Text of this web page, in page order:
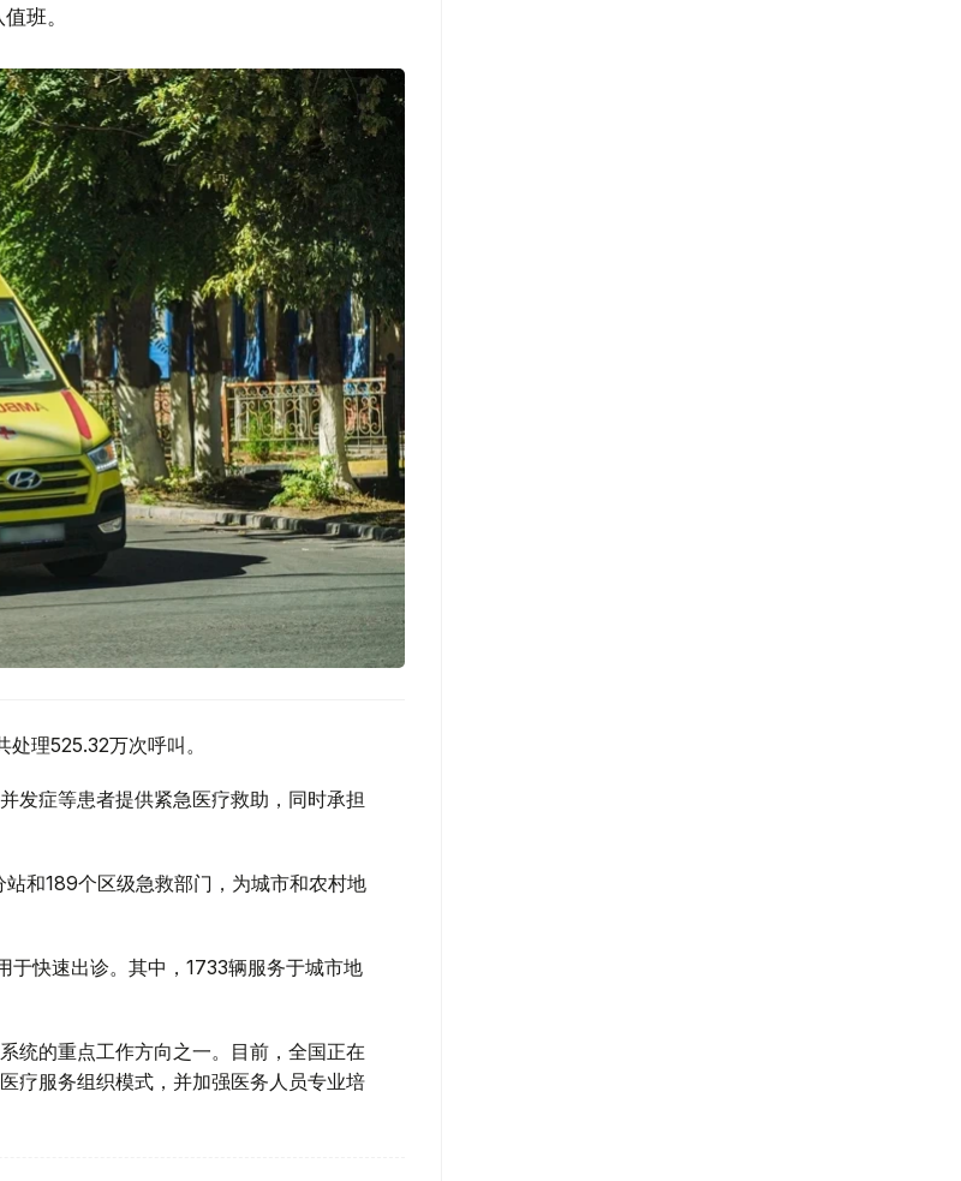
班。
理525.32万次呼叫。
发症等患者提供紧急医疗救助，同时承担
和189个区级急救部门，为城市和农村地
快速出诊。其中，1733辆服务于城市地
统的重点工作方向之一。目前，全国正在
疗服务组织模式，并加强医务人员专业培